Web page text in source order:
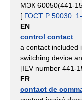
МЭК 60050(441-
[ ГОСТ Р 50030
EN
control contact
a contact included
switching device
[IEV number 441-
FR
contact de